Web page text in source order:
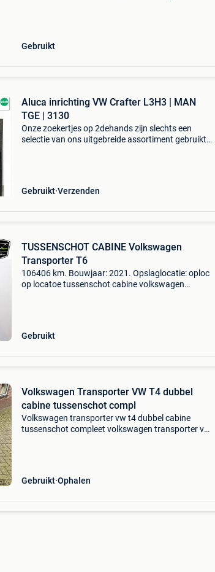
Gebruikt
Aluca inrichting VW Crafter L3H3 | MAN
TGE | 3130
Onze zoekertjes op 2dehands zijn slechts een
selectie van ons uitgebreide assortiment gebruikte
Gebruikt Verzenden
TUSSENSCHOT CABINE Volkswagen
Transporter T6
106406 km. Bouwjaar: 2021. Opslaglocatie: oploc
op locatoe tussenschot cabine volkswagen
Gebruikt
Volkswagen Transporter VW T4 dubbel
cabine tussenschot compl
Volkswagen transporter vw t4 dubbel cabine
tussenschot compleet volkswagen transporter vw
Gebruikt Ophalen